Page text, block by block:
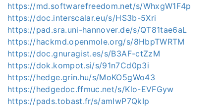
https://md.softwarefreedom.net/s/WhxgW1F4p
https://doc.interscalar.eu/s/HS3b-5Xri
https://pad.sra.uni-hannover.de/s/QT81tae6aL
https://hackmd.openmole.org/s/8HbpTWRTM
https://doc.gnuragist.es/s/B3AF-ctZzM
https://dok.kompot.si/s/91n7Cd0p3i
https://hedge.grin.hu/s/MoKO5gWo43
https://hedgedoc.ffmuc.net/s/Klo-EVFGyw
https://pads.tobast.fr/s/amIwP7QkIp